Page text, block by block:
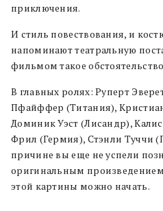
приключения.
И стиль повествования, и
напоминают театральную
фильмом такое
В главных ролях: Руперт
Пфайффер (Титания),
Доминик Уэст (Лисандр),
Фрил (Гермия), Стэнли Туччи
причине вы еще не успели
оригинальным
этой картины можно начать.